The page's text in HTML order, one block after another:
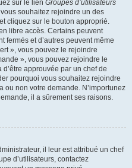
sur le lien Groupes d’utilisateurs
souhaitez rejoindre un des
cliquez sur le bouton approprié.
libre accès. Certains peuvent
fermés et d’autres peuvent même
», vous pouvez le rejoindre
», vous pouvez rejoindre le
approuvée par un chef de
pourquoi vous souhaitez rejoindre
ou non votre demande. N’importunez
il a sûrement ses raisons.
il leur est attribué un chef
d’utilisateurs, contactez